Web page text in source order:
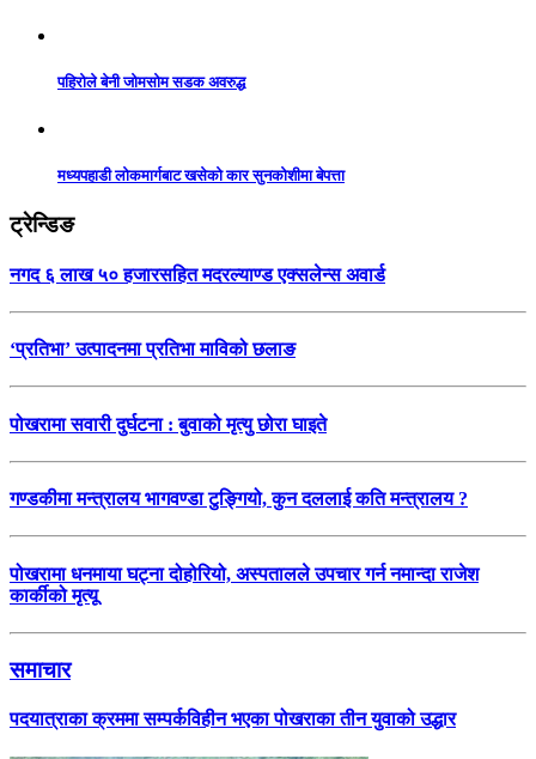
पहिरोले बेनी जोमसोम सडक अवरुद्ध
मध्यपहाडी लोकमार्गबाट खसेको कार सुनकोशीमा बेपत्ता
ट्रेन्डिङ
नगद ६ लाख ५० हजारसहित मदरल्याण्ड एक्सलेन्स अवार्ड
‘प्रतिभा’ उत्पादनमा प्रतिभा माविको छलाङ
पोखरामा सवारी दुर्घटना : बुवाको मृत्यु छोरा घाइते
गण्डकीमा मन्त्रालय भागवण्डा टुङ्गियो, कुन दललाई कति मन्त्रालय ?
पोखरामा धनमाया घट्ना दोहोरियो, अस्पतालले उपचार गर्न नमान्दा राजेश
कार्कीको मृत्यू
समाचार
पदयात्राका क्रममा सम्पर्कविहीन भएका पोखराका तीन युवाको उद्धार